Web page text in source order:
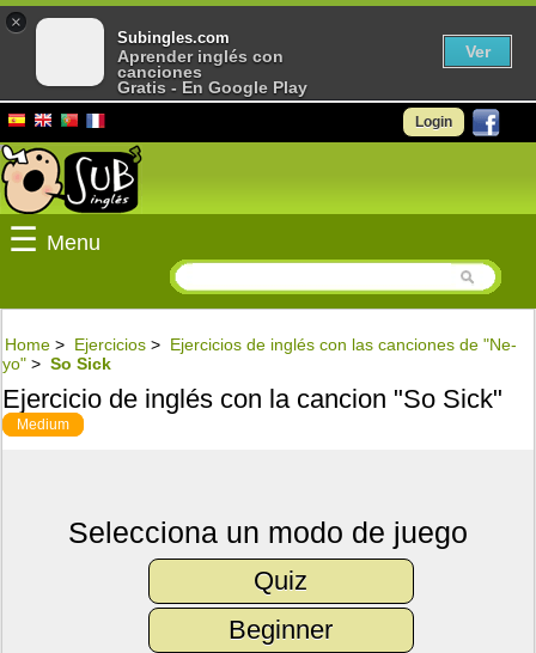
Login
☰ Menu
Home > Ejercicios > Ejercicios de inglés con las canciones de "Ne-
yo" > So Sick
Ejercicio de inglés con la cancion "So Sick"
Medium
Selecciona un modo de juego
Quiz
Beginner
×
Subingles.com
Aprender inglés con
canciones
Gratis - En Google Play
Ver